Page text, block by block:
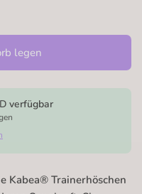
legen
verfügbar
Kabea® Trainerhöschen